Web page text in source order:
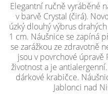
Elegantní ručně vyráběné
v barvě Crystal (čirá).
úzký dlouhý výbrus
1 cm. Náušnice se zapíná
se zarážkou ze zdravotně
jsou v povrchové úpravě
životnost a je
dárkové krabičce.
Jablonci nad